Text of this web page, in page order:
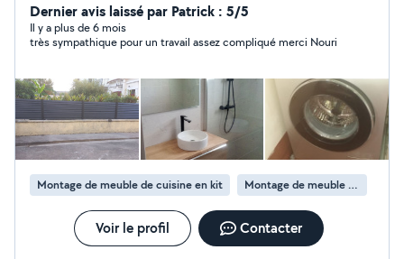
technicien en électroménager. Frigo lave vaisselle lave
linges ...ect .
Dernier avis laissé par Patrick : 5/5
Il y a plus de 6 mois
très sympathique pour un travail assez compliqué merci Nouri
Montage de meuble de cuisine en kit Montage de meuble en kit
Voir le profil Contacter